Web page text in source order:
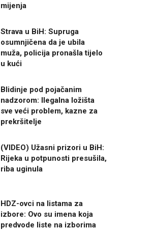
mijenja
Strava u BiH: Supruga
osumnjičena da je ubila
muža, policija pronašla tijelo
u kući
Blidinje pod pojačanim
nadzorom: Ilegalna ložišta
sve veći problem, kazne za
prekršitelje
(VIDEO) Užasni prizori u BiH:
Rijeka u potpunosti presušila,
riba uginula
HDZ-ovci na listama za
izbore: Ovo su imena koja
predvode liste na izborima